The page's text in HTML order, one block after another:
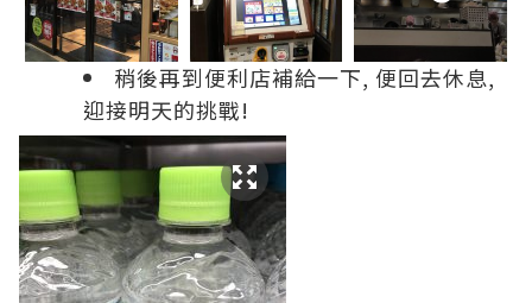
稍後再到便利店補給一下, 便回去休息,
迎接明天的挑戰!